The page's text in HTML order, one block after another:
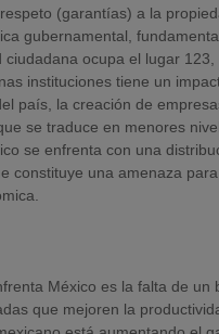
(garantías) a la
gubernamental,
ocupa el lugar
instituciones tiene un
país, la creación de
se traduce en menores
se enfrenta con una
constituye una amenaza
México es la falta de un
que mejoren la